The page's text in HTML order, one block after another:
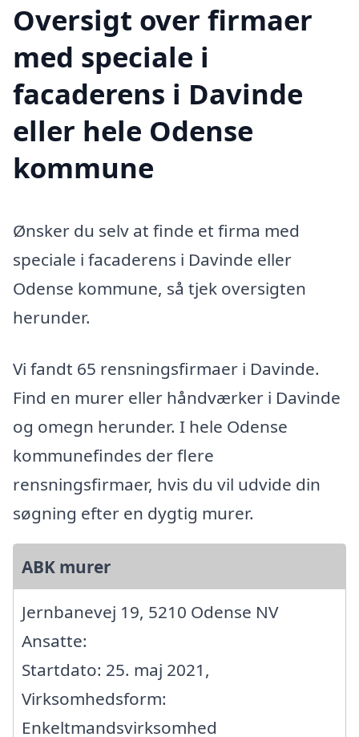
Oversigt over firmaer
med speciale i
facaderens i Davinde
eller hele Odense
kommune
Ønsker du selv at finde et firma med
speciale i facaderens i Davinde eller
Odense kommune, så tjek oversigten
herunder.
Vi fandt 65 rensningsfirmaer i Davinde.
Find en murer eller håndværker i Davinde
og omegn herunder. I hele Odense
kommunefindes der flere
rensningsfirmaer, hvis du vil udvide din
søgning efter en dygtig murer.
ABK murer
Jernbanevej 19, 5210 Odense NV
Ansatte:
Startdato: 25. maj 2021,
Virksomhedsform:
Enkeltmandsvirksomhed